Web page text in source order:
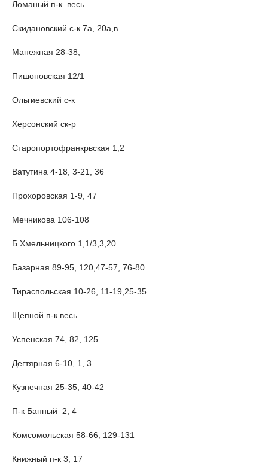
Ломаный п-к весь
Скидановский с-к 7а, 20а,в
Манежная 28-38,
Пишоновская 12/1
Ольгиевский с-к
Херсонский ск-р
Старопортофранкрвская 1,2
Ватутина 4-18, 3-21, 36
Прохоровская 1-9, 47
Мечникова 106-108
Б.Хмельницкого 1,1/3,3,20
Базарная 89-95, 120,47-57, 76-80
Тираспольская 10-26, 11-19,25-35
Щепной п-к весь
Успенская 74, 82, 125
Дегтярная 6-10, 1, 3
Кузнечная 25-35, 40-42
П-к Банный 2, 4
Комсомольская 58-66, 129-131
Книжный п-к 3, 17